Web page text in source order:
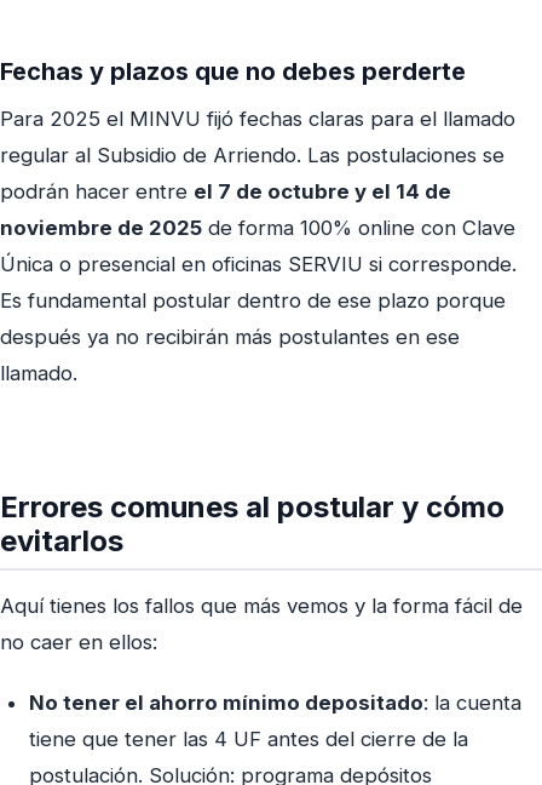
Fechas y plazos que no debes perderte
Para 2025 el MINVU fijó fechas claras para el llamado
regular al Subsidio de Arriendo. Las postulaciones se
podrán hacer entre el 7 de octubre y el 14 de
noviembre de 2025 de forma 100% online con Clave
Única o presencial en oficinas SERVIU si corresponde.
Es fundamental postular dentro de ese plazo porque
después ya no recibirán más postulantes en ese
llamado.
Errores comunes al postular y cómo
evitarlos
Aquí tienes los fallos que más vemos y la forma fácil de
no caer en ellos:
No tener el ahorro mínimo depositado: la cuenta
tiene que tener las 4 UF antes del cierre de la
postulación. Solución: programa depósitos